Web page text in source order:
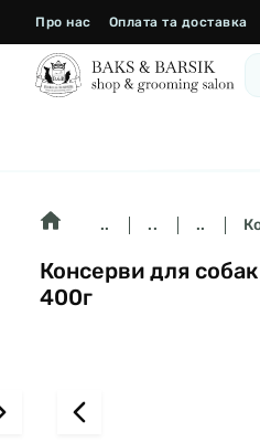
Про нас Оплата та доставка
.. .. ..
Консерви для
400г